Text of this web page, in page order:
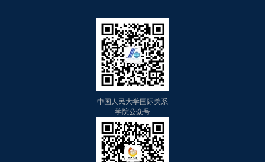
中国人民大学国际关系
学院公众号